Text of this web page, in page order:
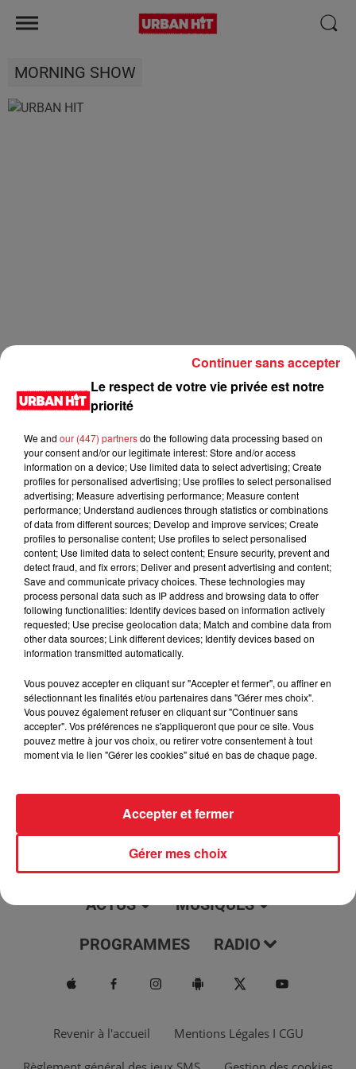
MORNING SHOW
0:00 3 min 17 sec
2 novembre 2022 - 3 min 17 sec
Jeux des 30 secondes du 02/11/2022
Du lundi au vendredi, de 6h à 09h, retrouvez Evan, Sandro,
Aline et Laura pour vous réveiller sur Urban hit. Au
programme : le jeu des 30 secondes chrono, le sondage du
jour, l'info moulaga, le saviez-vous...
ACTUS MUSIQUES
PROGRAMMES RADIO
Revenir à l'accueil Mentions Légales I CGU
Le respect de votre vie privée est notre
priorité
We and our (447) partnersdo the following data processing based on
your consent and/or our legitimate interest: Store and/or access
information on a device; Use limited data to select advertising; Create
profiles for personalised advertising; Use profiles to select personalised
advertising; Measure advertising performance; Measure content
performance; Understand audiences through statistics or combinations
of data from different sources; Develop and improve services; Create
profiles to personalise content; Use profiles to select personalised
content; Use limited data to select content; Ensure security, prevent and
detect fraud, and fix errors; Deliver and present advertising and content;
Save and communicate privacy choices. These technologies may
process personal data such as IP address and browsing data to offer
following functionalities: Identify devices based on information actively
requested; Use precise geolocation data; Match and combine data from
other data sources; Link different devices; Identify devices based on
information transmitted automatically.
Vous pouvez accepter en cliquant sur "Accepter et fermer", ou affiner en
sélectionnant les finalités et/ou partenaires dans "Gérer mes choix".
Vous pouvez également refuser en cliquant sur "Continuer sans
accepter". Vos préférences ne s'appliqueront que pour ce site. Vous
pouvez mettre à jour vos choix, ou retirer votre consentement à tout
moment via le lien "Gérer les cookies" situé en bas de chaque page.
Gérer mes choix
Accepter et fermer
Continuer sans accepter